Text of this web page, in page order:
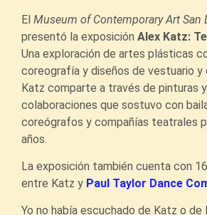
El Museum of Contemporary Art San
presentó la exposición Alex Katz:
Una exploración de artes plásticas
coreografía y diseños de vestuario y
Katz comparte a través de pinturas
colaboraciones que sostuvo con
coreógrafos y compañías teatrales
años.
La exposición también cuenta con
entre Katz y Paul Taylor Dance
Yo no había escuchado de Katz o de